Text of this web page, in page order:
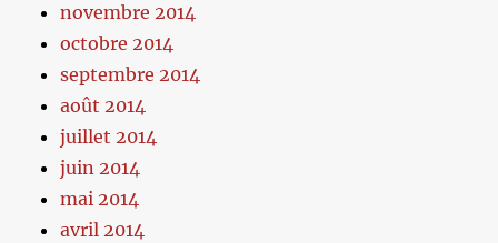
novembre 2014
octobre 2014
septembre 2014
août 2014
juillet 2014
juin 2014
mai 2014
avril 2014